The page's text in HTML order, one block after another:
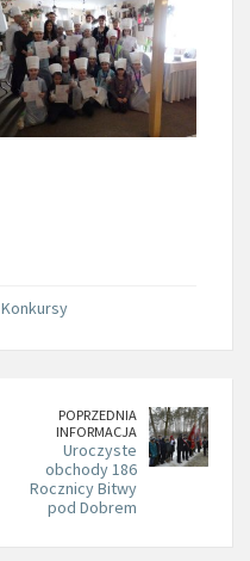
Konkursy
POPRZEDNIA
INFORMACJA
Uroczyste
obchody 186
Rocznicy Bitwy
pod Dobrem